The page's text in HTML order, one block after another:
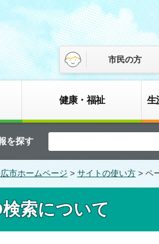
市民の方
健康・福祉 生
を探す
市ホームページ > サイトの使い方 > ペ
索について